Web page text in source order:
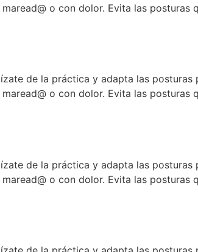
o con dolor. Evita las posturas
de la práctica y adapta las posturas
o con dolor. Evita las posturas
de la práctica y adapta las posturas
o con dolor. Evita las posturas